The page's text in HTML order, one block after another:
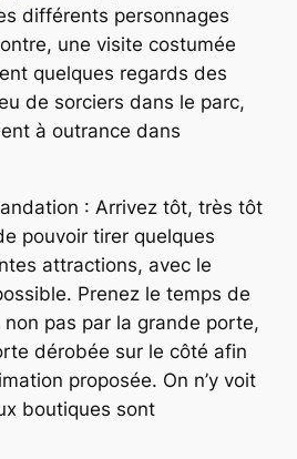
différents personnages
une visite costumée
quelques regards des
de sorciers dans le parc,
à outrance dans
: Arrivez tôt, très tôt
pouvoir tirer quelques
attractions, avec le
Prenez le temps de
non pas par la grande porte,
dérobée sur le côté afin
proposée. On n’y voit
boutiques sont